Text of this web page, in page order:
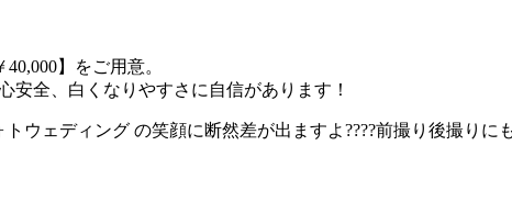
】をご用意。
安全、白くなりやすさに自信があります！
ェディング の笑顔に断然差が出ますよ????前撮り後撮りに